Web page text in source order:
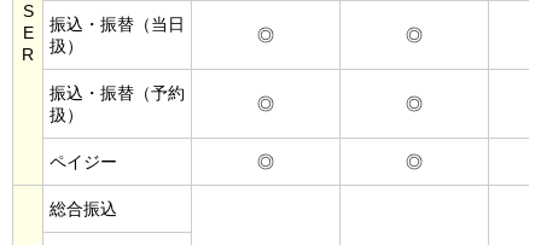
S
E
R
振込・振替（当日
扱）
◎ ◎
振込・振替（予約
扱）
◎ ◎
ペイジー ◎ ◎
総合振込